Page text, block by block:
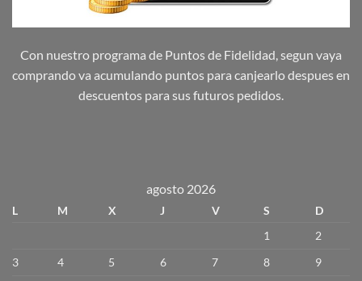
Con nuestro programa de Puntos de Fidelidad, segun vaya
comprando va acumulando puntos para canjearlo despues en
descuentos para sus futuros pedidos.
agosto 2026
L M X J V S
D
1
2
3
4 5 6 7 8 9